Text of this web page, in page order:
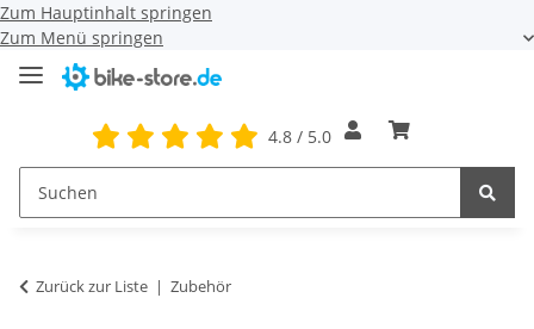
Zum Hauptinhalt springen
Zum Menü springen
4.8 / 5.0
Zurück zur Liste Zubehör